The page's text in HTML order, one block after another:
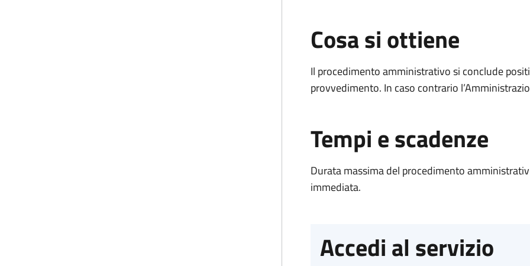
Cosa si ottiene
Il procedimento amministrativo si conclude
provvedimento. In caso contrario
Tempi e scadenze
Durata massima del procedimento
immediata.
Accedi al servizio